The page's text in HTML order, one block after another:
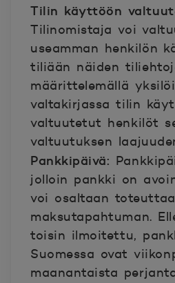
Tilin käyttöön
Tilinomistaja voi
useamman henkilön
tiliään näiden
määrittelemällä
valtakirjassa tilin
valtuutetut henkilöt
valtuutuksen
Pankkipäivä:
jolloin pankki on
voi osaltaan toteuttaa
maksutapahtuman.
toisin ilmoitettu,
Suomessa ovat
maanantaista